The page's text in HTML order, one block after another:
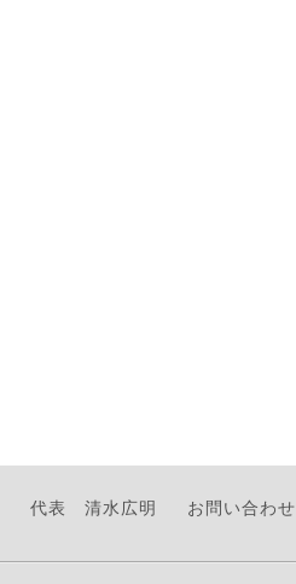
代表 清水広明 お問い合わせ